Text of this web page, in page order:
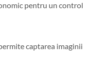
pentru un control
captarea imaginii